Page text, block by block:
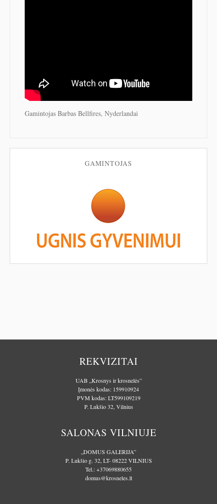
Gamintojas Barbas Bellfires, Nyderlandai
GAMINTOJAS
REKVIZITAI
UAB „Krosnys ir krosnelės”
Įmonės kodas: 159910924
PVM kodas: LT599109219
P. Lukšio 32, Vilnius
SALONAS VILNIUJE
„DOMUS GALERIJA”
P. Lukšio g. 32, LT- 08222 VILNIUS
Tel.:+37069880655
domus@krosneles.lt